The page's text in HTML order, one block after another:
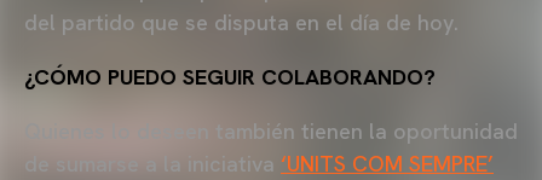
del partido que se disputa en el día de hoy.
¿CÓMO PUEDO SEGUIR COLABORANDO?
Quienes lo deseen también tienen la oportunidad
de sumarse a la iniciativa ‘UNITS COM SEMPRE’